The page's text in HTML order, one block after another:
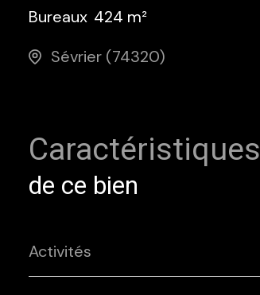
Bureaux 424 m²
Sévrier (74320)
Caractéristiques
de ce bien
Activités